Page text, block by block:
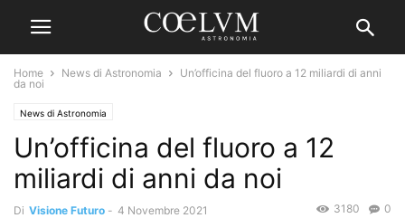
Home News di Astronomia
Un’officina del fluoro a 12 miliardi di anni
da noi
News di Astronomia
Un’officina del fluoro a 12
miliardi di anni da noi
Di Visione Futuro - 4 Novembre 2021 0
3180